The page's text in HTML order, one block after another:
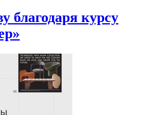
благодаря курсу